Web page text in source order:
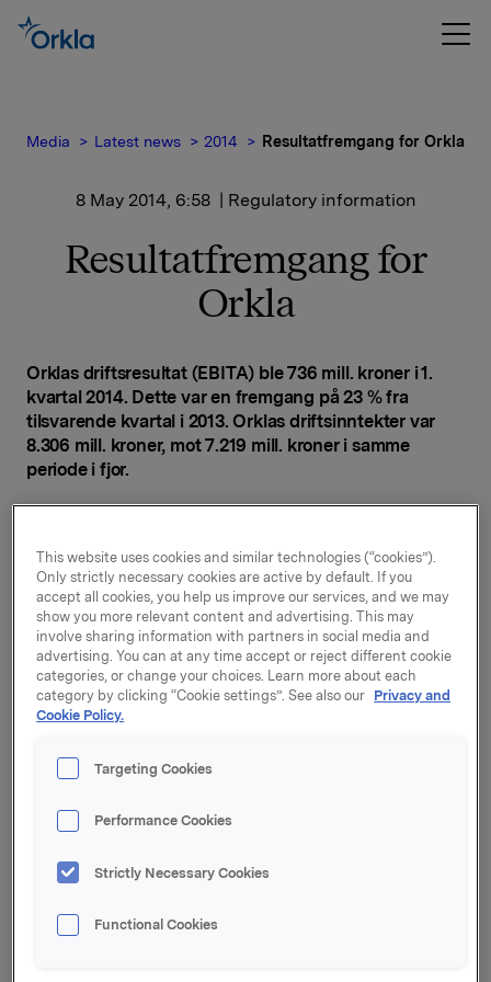
Media Latest news 2014 Resultatfremgang for Orkla
8 May 2014, 6:58 | Regulatory information
Resultatfremgang for
Orkla
Orklas driftsresultat (EBITA) ble 736 mill. kroner i 1.
kvartal 2014. Dette var en fremgang på 23 % fra
tilsvarende kvartal i 2013. Orklas driftsinntekter var
8.306 mill. kroner, mot 7.219 mill. kroner i samme
periode i fjor.
Driftsresultatet for Orklas merkevarevirksomhet økte
Orkla Foods realiserte betydelige kostnadssynergier
som følge av integreringen med Rieber & Søn, mens
Orkla Confectionery & Snacks hadde tilbakegang i
driftsresultatet i kvartalet. Det var fremgang for Orkla
Home & Personal og Orkla Food Ingredients. Orkla
Brands Russia hadde fortsatt negativt driftsresultat,
men de øvrige virksomheter bidro til resultatfremgang
6.970 mill. kroner, som tilsvarer en vekst på 17 %.
Veksten forklares av kjøpt virksomhet og positive
valutaomregningseffekter.
- Isolert sett er jeg glad for resultatfremgangen i
organisk omsetningsvekst. En rekke tiltak skal bidra
This website uses cookies and similar technologies (“cookies”).
Only strictly necessary cookies are active by default. If you
accept all cookies, you help us improve our services, and we may
show you more relevant content and advertising. This may
involve sharing information with partners in social media and
advertising. You can at any time accept or reject different cookie
categories, or change your choices. Learn more about each
category by clicking “Cookie settings”. See also our Privacy and
Cookie Policy.
Targeting Cookies
Performance Cookies
Strictly Necessary Cookies
Functional Cookies